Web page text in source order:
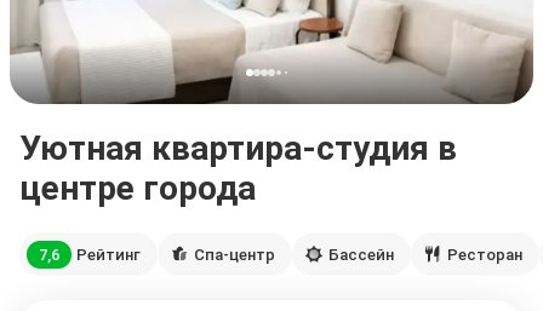
Уютная квартира-студия в
центре города
7,6 Рейтинг Спа-центр Бассейн Ресторан